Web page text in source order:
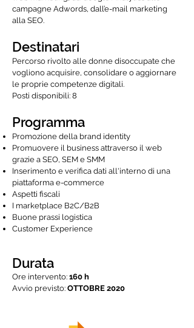
campagne Adwords, dall’e-mail marketing
alla SEO.
Destinatari
Percorso rivolto alle donne disoccupate che
vogliono acquisire, consolidare o aggiornare
le proprie competenze digitali.
Posti disponibili: 8
Programma
Promozione della brand identity
Promuovere il business attraverso il web
grazie a SEO, SEM e SMM
Inserimento e verifica dati all'interno di una
piattaforma e-commerce
Aspetti fiscali
I marketplace B2C/B2B
Buone prassi logistica
Customer Experience
Durata
Ore intervento: 160 h
Avvio previsto: OTTOBRE 2020